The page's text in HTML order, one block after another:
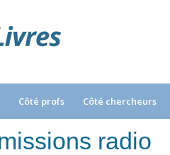
Côté profs Côté chercheurs
radio